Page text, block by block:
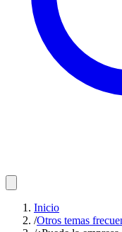
Inicio
/Otros temas